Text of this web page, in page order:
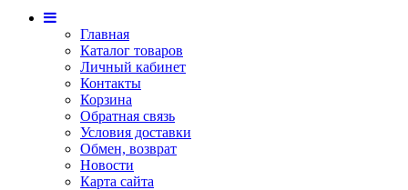
Главная
Каталог товаров
Личный кабинет
Контакты
Корзина
Обратная связь
Условия доставки
Обмен, возврат
Новости
Карта сайта